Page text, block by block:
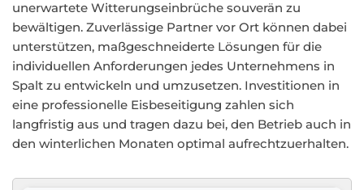
unerwartete Witterungseinbrüche souverän zu
bewältigen. Zuverlässige Partner vor Ort können dabei
unterstützen, maßgeschneiderte Lösungen für die
individuellen Anforderungen jedes Unternehmens in
Spalt zu entwickeln und umzusetzen. Investitionen in
eine professionelle Eisbeseitigung zahlen sich
langfristig aus und tragen dazu bei, den Betrieb auch in
den winterlichen Monaten optimal aufrechtzuerhalten.